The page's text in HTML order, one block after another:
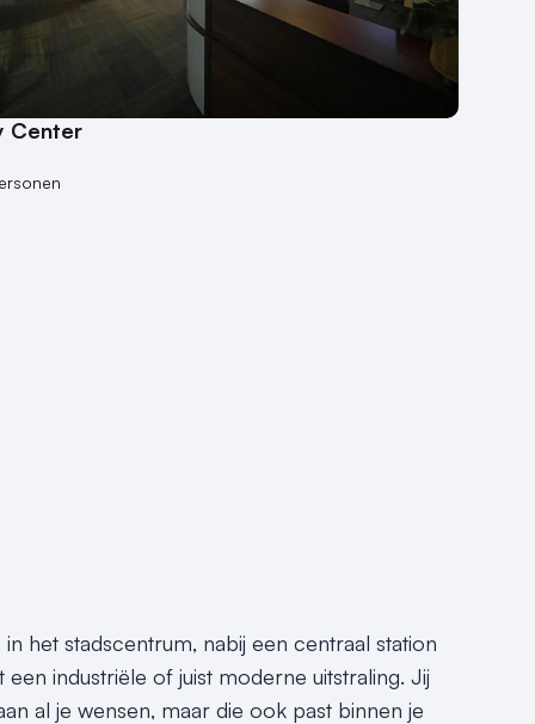
Center
het stadscentrum, nabij een centraal station
industriële of juist moderne uitstraling. Jij
al je wensen, maar die ook past binnen je